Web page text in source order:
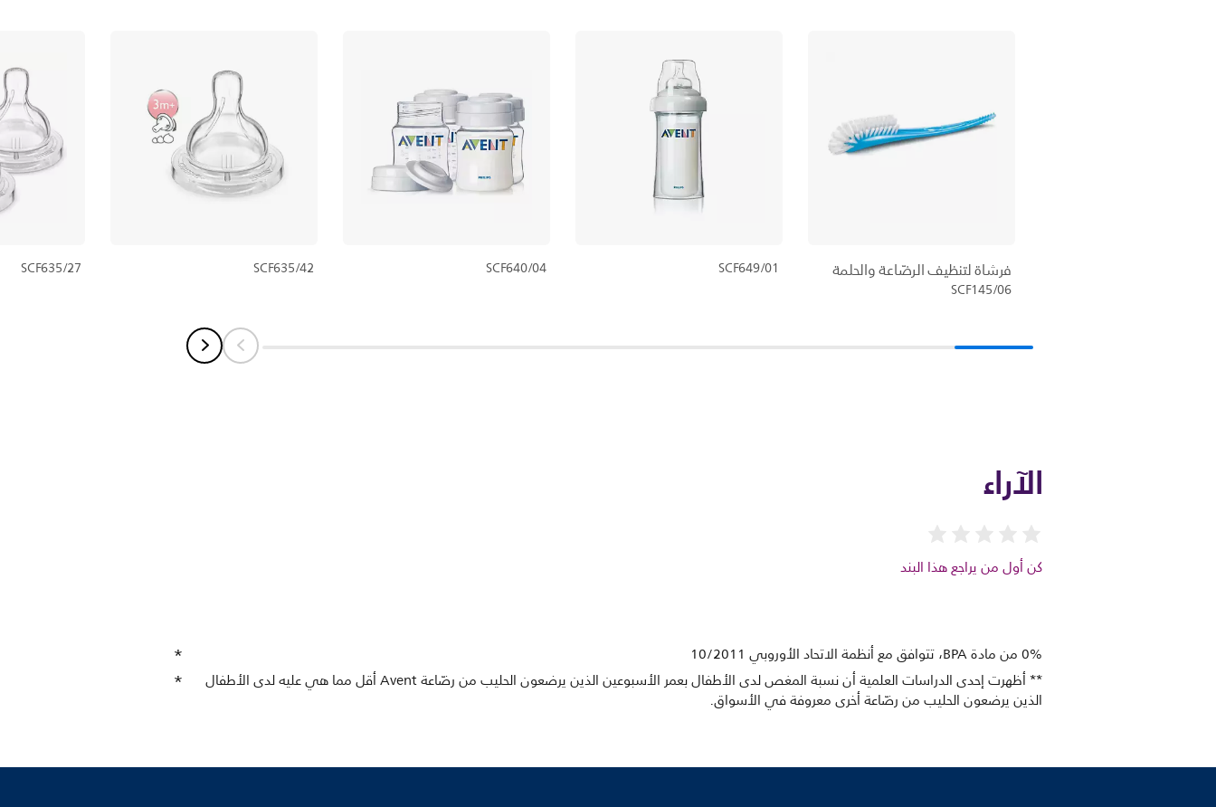
فرشاة لتنظيف الرضّاعة والحلمة
SCF145/06
SCF649/01
SCF640/04
SCF635/42
SCF635/27
الآراء
كن أول من يراجع هذا البند
0% من مادة BPA، تتوافق مع أنظمة الاتحاد الأوروبي 10/2011
** أظهرت إحدى الدراسات العلمية أن نسبة المغص لدى الأطفال بعمر الأسبوعين الذين يرضعون الحليب من رضّاعة Avent أقل مما هي عليه لدى الأطفال
الذين يرضعون الحليب من رضّاعة أخرى معروفة في الأسواق.